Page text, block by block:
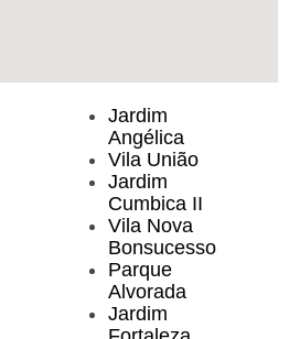
Jardim
Angélica
Vila União
Jardim
Cumbica II
Vila Nova
Bonsucesso
Parque
Alvorada
Jardim